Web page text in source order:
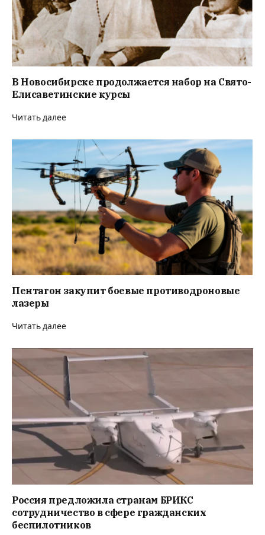
В Новосибирске продолжается набор на Свято-
Елисаветинские курсы
Читать далее
Пентагон закупит боевые противодроновые
лазеры
Читать далее
Россия предложила странам БРИКС
сотрудничество в сфере гражданских
беспилотников